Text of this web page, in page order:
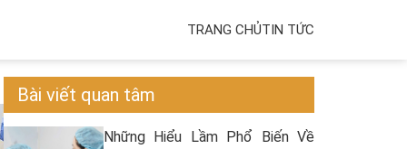
TRANG CHỦTIN TỨC
Bài viết quan tâm
Những Hiểu Lầm Phổ Biến Về